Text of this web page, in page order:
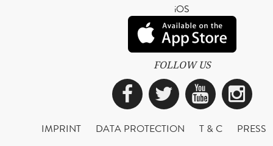
iOS
FOLLOW US
Facebook
Twitter
IMPRINT DATA PROTECTION T & C
PRESS